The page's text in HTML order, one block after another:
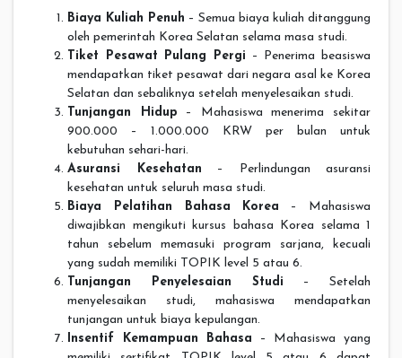
Biaya Kuliah Penuh – Semua biaya kuliah ditanggung
oleh pemerintah Korea Selatan selama masa studi.
Tiket Pesawat Pulang Pergi – Penerima beasiswa
mendapatkan tiket pesawat dari negara asal ke Korea
Selatan dan sebaliknya setelah menyelesaikan studi.
Tunjangan Hidup – Mahasiswa menerima sekitar
900.000 – 1.000.000 KRW per bulan untuk
kebutuhan sehari-hari.
Asuransi Kesehatan – Perlindungan asuransi
kesehatan untuk seluruh masa studi.
Biaya Pelatihan Bahasa Korea – Mahasiswa
diwajibkan mengikuti kursus bahasa Korea selama 1
tahun sebelum memasuki program sarjana, kecuali
yang sudah memiliki TOPIK level 5 atau 6.
Tunjangan Penyelesaian Studi – Setelah
menyelesaikan studi, mahasiswa mendapatkan
tunjangan untuk biaya kepulangan.
Insentif Kemampuan Bahasa – Mahasiswa yang